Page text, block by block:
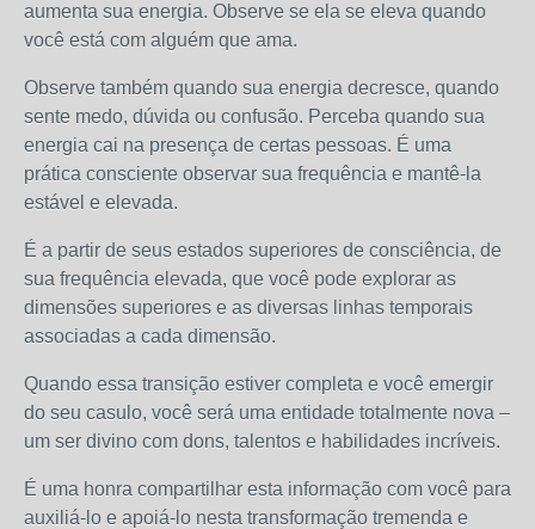
aumenta sua energia. Observe se ela se eleva quando
você está com alguém que ama.
Observe também quando sua energia decresce, quando
sente medo, dúvida ou confusão. Perceba quando sua
energia cai na presença de certas pessoas. É uma
prática consciente observar sua frequência e mantê-la
estável e elevada.
É a partir de seus estados superiores de consciência, de
sua frequência elevada, que você pode explorar as
dimensões superiores e as diversas linhas temporais
associadas a cada dimensão.
Quando essa transição estiver completa e você emergir
do seu casulo, você será uma entidade totalmente nova –
um ser divino com dons, talentos e habilidades incríveis.
É uma honra compartilhar esta informação com você para
auxiliá-lo e apoiá-lo nesta transformação tremenda e